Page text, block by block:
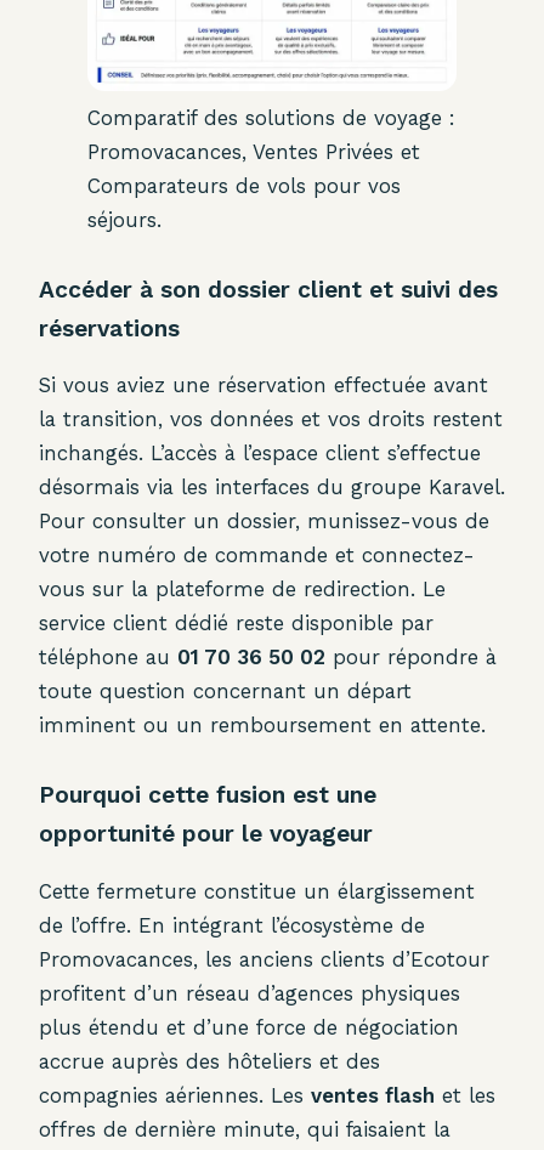
Comparatif des solutions de voyage :
Promovacances, Ventes Privées et
Comparateurs de vols pour vos
séjours.
Accéder à son dossier client et suivi des
réservations
Si vous aviez une réservation effectuée avant
la transition, vos données et vos droits restent
inchangés. L’accès à l’espace client s’effectue
désormais via les interfaces du groupe Karavel.
Pour consulter un dossier, munissez-vous de
votre numéro de commande et connectez-
vous sur la plateforme de redirection. Le
service client dédié reste disponible par
téléphone au 01 70 36 50 02 pour répondre à
toute question concernant un départ
imminent ou un remboursement en attente.
Pourquoi cette fusion est une
opportunité pour le voyageur
Cette fermeture constitue un élargissement
de l’offre. En intégrant l’écosystème de
Promovacances, les anciens clients d’Ecotour
profitent d’un réseau d’agences physiques
plus étendu et d’une force de négociation
accrue auprès des hôteliers et des
compagnies aériennes. Les ventes flash et les
offres de dernière minute, qui faisaient la